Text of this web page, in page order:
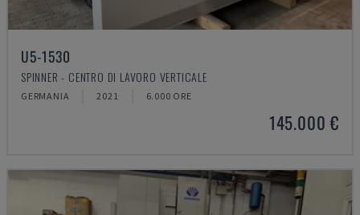
U5-1530
SPINNER - CENTRO DI LAVORO VERTICALE
GERMANIA 2021 6.000 ORE
145.000 €